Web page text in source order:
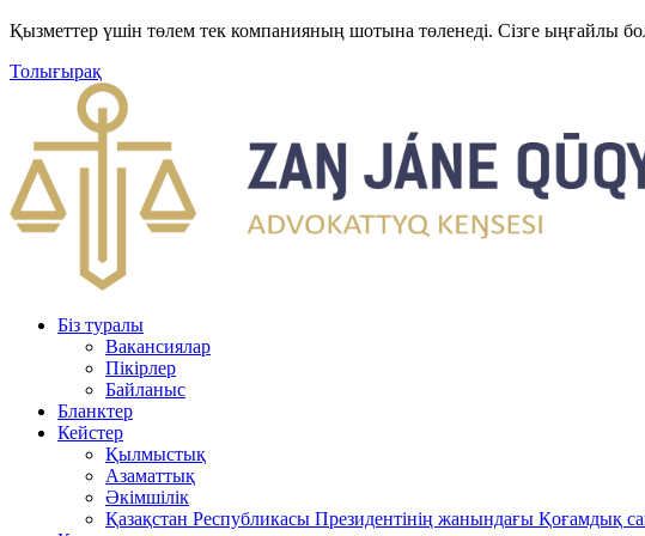
Қызметтер үшін төлем тек компанияның шотына төленеді. Сізге ыңғайлы
Толығырақ
Біз туралы
Вакансиялар
Пікірлер
Байланыс
Бланктер
Кейстер
Қылмыстық
Азаматтық
Әкімшілік
Қазақстан Республикасы Президентінің жанындағы Қоғамдық